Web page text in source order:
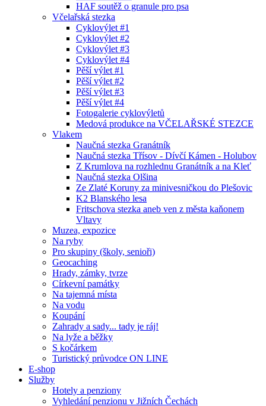
HAF soutěž o granule pro psa
Včelařská stezka
Cyklovýlet #1
Cyklovýlet #2
Cyklovýlet #3
Cyklovýlet #4
Pěší výlet #1
Pěší výlet #2
Pěší výlet #3
Pěší výlet #4
Fotogalerie cyklovýletů
Medová produkce na VČELAŘSKÉ STEZCE
Vlakem
Naučná stezka Granátník
Naučná stezka Třísov - Dívčí Kámen - Holubov
Z Krumlova na rozhlednu Granátník a na Kleť
Naučná stezka Olšina
Ze Zlaté Koruny za minivesničkou do Plešovic
K2 Blanského lesa
Fritschova stezka aneb ven z města kaňonem
Vltavy
Muzea, expozice
Na ryby
Pro skupiny (školy, senioři)
Geocaching
Hrady, zámky, tvrze
Církevní památky
Na tajemná místa
Na vodu
Koupání
Zahrady a sady... tady je ráj!
Na lyže a běžky
S kočárkem
Turistický průvodce ON LINE
E-shop
Služby
Hotely a penziony
Vyhledání penzionu v Jižních Čechách